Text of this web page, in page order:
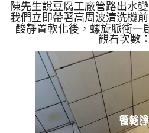
路
陳先生說豆腐工廠管路出水
我們立即帶著高周波清洗機
酸靜置軟化後，螺旋脈衝一
漿！忽然掉出白色豆腐，不
來越多，六個多小時後，出
了。 為什麼水管需要定期「
不走管壁陳年汙垢。不同的
居家隱患： 棕色（鐵鏽）
（氧化錳）： 常見於地下水
合金接頭氧
觀看次數